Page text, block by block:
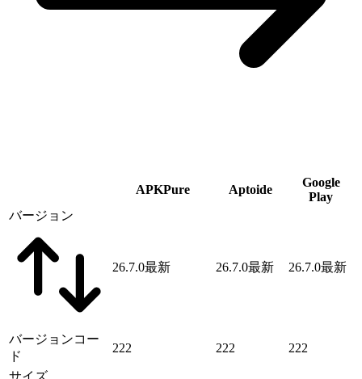
APKPure Aptoide
Google
Play
バージョン
26.7.0最新 26.7.0最新 26.7.0最新
バージョンコー
ド
222 222 222
サイズ